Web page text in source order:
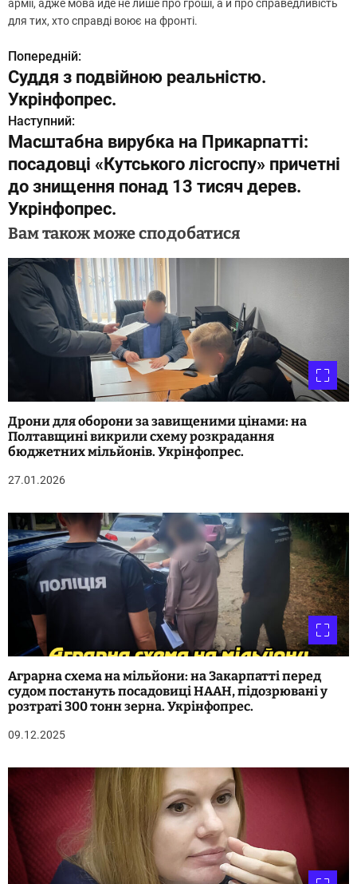
армії, адже мова йде не лише про гроші, а й про справедливість
для тих, хто справді воює на фронті.
Н
а
в
і
г
а
ц
і
и
с
і
в
Попередній:
Суддя з подвійною реальністю.
Укрінфопрес.
Наступний:
Масштабна вирубка на Прикарпатті:
посадовці «Кутського лісгоспу» причетні
до знищення понад 13 тисяч дерев.
Укрінфопрес.
Вам також може сподобатися
Дрони для оборони за завищеними цінами: на
Полтавщині викрили схему розкрадання
бюджетних мільйонів. Укрінфопрес.
27.01.2026
Аграрна схема на мільйони: на Закарпатті перед
судом постануть посадовиці НААН, підозрювані у
розтраті 300 тонн зерна. Укрінфопрес.
09.12.2025